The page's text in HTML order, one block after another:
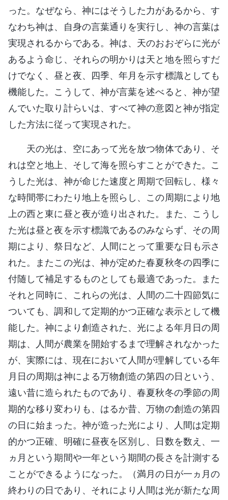
った。なぜなら、神にはそうした力があるから、す
なわち神は、自身の言葉通りを実行し、神の言葉は
実現されるからである。神は、天のおおぞらに光が
あるよう命じ、それらの明かりは天と地を照らすだ
けでなく、昼と夜、四季、年月を示す標識としても
機能した。こうして、神が言葉を述べると、神が望
んでいた取り計らいは、すべて神の意図と神が指定
した方法に従って実現された。
天の光は、空にあって光を放つ物体であり、そ
れは空と地上、そして海を照らすことができた。こ
うした光は、神が命じた速度と周期で回転し、様々
な時間帯にわたり地上を照らし、この周期により地
上の西と東に昼と夜が造り出された。また、こうし
た光は昼と夜を示す標識であるのみならず、その周
期により、祭日など、人間にとって重要な日も示さ
れた。またこの光は、神が定めた春夏秋冬の四季に
付随して補足するものとしても最適であった。また
それと同時に、これらの光は、人間の二十四節気に
ついても、調和して定期的かつ正確な表示として機
能した。神により創造された、光による年月日の周
期は、人間が農業を開始するまで理解されなかった
が、実際には、現在において人間が理解している年
月日の周期は神による万物創造の第四の日という、
遠い昔に造られたものであり、春夏秋冬の季節の周
期的な移り変わりも、はるか昔、万物の創造の第四
の日に始まった。神が造った光により、人間は定期
的かつ正確、明確に昼夜を区別し、日数を数え、一
ヵ月という期間や一年という期間の長さを計測する
ことができるようになった。（満月の日が一ヵ月の
終わりの日であり、それにより人間は光が新たな周